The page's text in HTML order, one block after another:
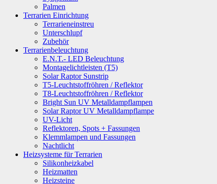
Palmen
Terrarien Einrichtung
Terrarieneinstreu
Unterschlupf
Zubehör
Terrarienbeleuchtung
E.N.T.- LED Beleuchtung
Montagelichtleisten (T5)
Solar Raptor Sunstrip
T5-Leuchtstoffröhren / Reflektor
T8-Leuchtstoffröhren / Reflektor
Bright Sun UV Metalldampflampen
Solar Raptor UV Metalldampflampe
UV-Licht
Reflektoren, Spots + Fassungen
Klemmlampen und Fassungen
Nachtlicht
Heizsysteme für Terrarien
Silikonheizkabel
Heizmatten
Heizsteine